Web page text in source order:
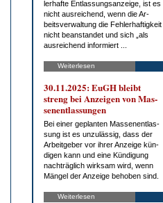
ler­haf­te Ent­las­sungs­an­zei­ge, ist es
nicht aus­rei­chend, wenn die Ar­
beits­ver­wal­tung die Feh­ler­haf­tig­keit
nicht be­an­stan­det und sich „als
aus­rei­chend in­for­miert ...
Weiterlesen
30.11.2025: EuGH bleibt
streng bei An­zei­gen von Mas­
sen­ent­las­sun­gen
Bei ei­ner ge­plan­ten Mas­sen­ent­las­
sung ist es un­zu­läs­sig, dass der
Ar­beit­ge­ber vor ih­rer An­zei­ge kün­
di­gen kann und ei­ne Kün­di­gung
nach­träg­lich wirk­sam wird, wenn
Män­gel der An­zei­ge be­ho­ben sind.
Weiterlesen